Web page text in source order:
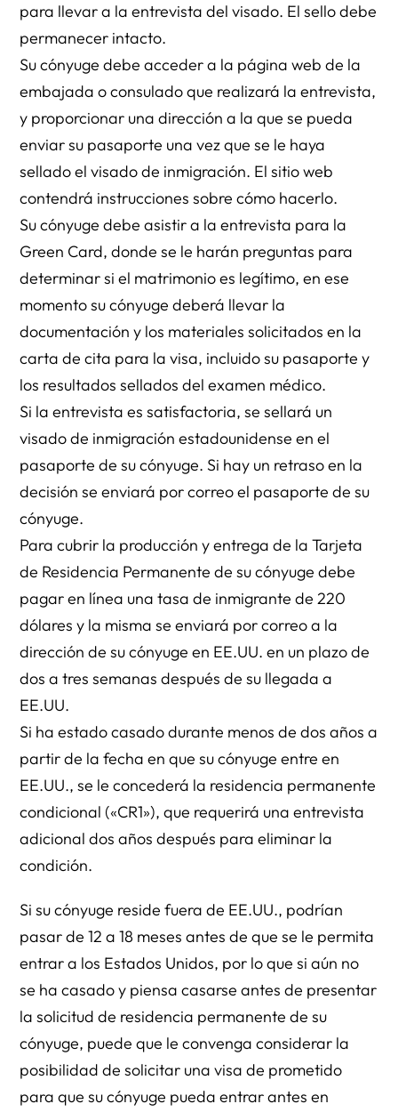
para llevar a la entrevista del visado. El sello debe
permanecer intacto.
Su cónyuge debe acceder a la página web de la
embajada o consulado que realizará la entrevista,
y proporcionar una dirección a la que se pueda
enviar su pasaporte una vez que se le haya
sellado el visado de inmigración. El sitio web
contendrá instrucciones sobre cómo hacerlo.
Su cónyuge debe asistir a la entrevista para la
Green Card, donde se le harán preguntas para
determinar si el matrimonio es legítimo, en ese
momento su cónyuge deberá llevar la
documentación y los materiales solicitados en la
carta de cita para la visa, incluido su pasaporte y
los resultados sellados del examen médico.
Si la entrevista es satisfactoria, se sellará un
visado de inmigración estadounidense en el
pasaporte de su cónyuge. Si hay un retraso en la
decisión se enviará por correo el pasaporte de su
cónyuge.
Para cubrir la producción y entrega de la Tarjeta
de Residencia Permanente de su cónyuge debe
pagar en línea una tasa de inmigrante de 220
dólares y la misma se enviará por correo a la
dirección de su cónyuge en EE.UU. en un plazo de
dos a tres semanas después de su llegada a
EE.UU.
Si ha estado casado durante menos de dos años a
partir de la fecha en que su cónyuge entre en
EE.UU., se le concederá la residencia permanente
condicional («CR1»), que requerirá una entrevista
adicional dos años después para eliminar la
condición.
Si su cónyuge reside fuera de EE.UU., podrían
pasar de 12 a 18 meses antes de que se le permita
entrar a los Estados Unidos, por lo que si aún no
se ha casado y piensa casarse antes de presentar
la solicitud de residencia permanente de su
cónyuge, puede que le convenga considerar la
posibilidad de solicitar una visa de prometido
para que su cónyuge pueda entrar antes en